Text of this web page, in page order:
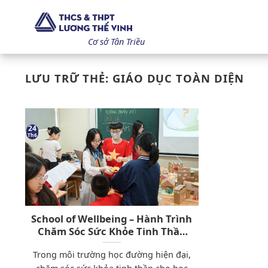
dung
Cơ sở Tân Triều
LƯU TRỮ THẺ: GIÁO DỤC TOÀN DIỆN
School of Wellbeing – Hành Trình
Chăm Sóc Sức Khỏe Tinh Thần
Tại Trường Lương Thế Vinh Tân
Triều
Trong môi trường học đường hiện đại,
24
Th6